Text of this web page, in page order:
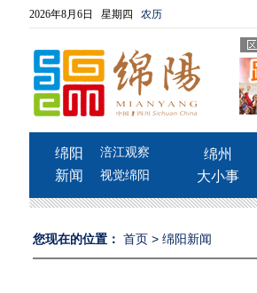
2026年8月6日 星期四 农历
绵阳
新闻
涪江观察
视觉绵阳
绵州
大小事
您现在的位置： 首页 > 绵阳新闻